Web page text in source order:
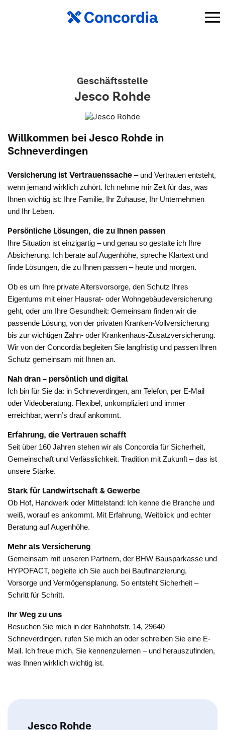
Geschäftsstelle
Jesco Rohde
Willkommen bei Jesco Rohde in
Schneverdingen
Versicherung ist Vertrauenssache – und Vertrauen entsteht,
wenn jemand wirklich zuhört. Ich nehme mir Zeit für das, was
Ihnen wichtig ist: Ihre Familie, Ihr Zuhause, Ihr Unternehmen
und Ihr Leben.
Persönliche Lösungen, die zu Ihnen passen
Ihre Situation ist einzigartig – und genau so gestalte ich Ihre
Absicherung. Ich berate auf Augenhöhe, spreche Klartext und
finde Lösungen, die zu Ihnen passen – heute und morgen.
Ob es um Ihre private Altersvorsorge, den Schutz Ihres
Eigentums mit einer Hausrat- oder Wohngebäudeversicherung
geht, oder um Ihre Gesundheit: Gemeinsam finden wir die
passende Lösung, von der privaten Kranken-Vollversicherung
bis zur wichtigen Zahn- oder Krankenhaus-Zusatzversicherung.
Wir von der Concordia begleiten Sie langfristig und passen Ihren
Schutz gemeinsam mit Ihnen an.
Nah dran – persönlich und digital
Ich bin für Sie da: in Schneverdingen, am Telefon, per E-Mail
oder Videoberatung. Flexibel, unkompliziert und immer
erreichbar, wenn’s drauf ankommt.
Erfahrung, die Vertrauen schafft
Seit über 160 Jahren stehen wir als Concordia für Sicherheit,
Gemeinschaft und Verlässlichkeit. Tradition mit Zukunft – das ist
unsere Stärke.
Stark für Landwirtschaft & Gewerbe
Ob Hof, Handwerk oder Mittelstand: Ich kenne die Branche und
weiß, worauf es ankommt. Mit Erfahrung, Weitblick und echter
Beratung auf Augenhöhe.
Mehr als Versicherung
Gemeinsam mit unseren Partnern, der BHW Bausparkasse und
HYPOFACT, begleite ich Sie auch bei Baufinanzierung,
Vorsorge und Vermögensplanung. So entsteht Sicherheit –
Schritt für Schritt.
Ihr Weg zu uns
Besuchen Sie mich in der Bahnhofstr. 14, 29640
Schneverdingen, rufen Sie mich an oder schreiben Sie eine E-
Mail. Ich freue mich, Sie kennenzulernen – und herauszufinden,
was Ihnen wirklich wichtig ist.
Jesco Rohde